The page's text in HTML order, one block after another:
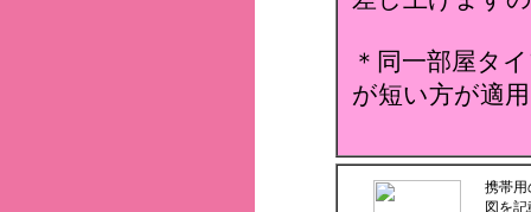
＊同一部屋タ
が短い方が適
携帯用
図を